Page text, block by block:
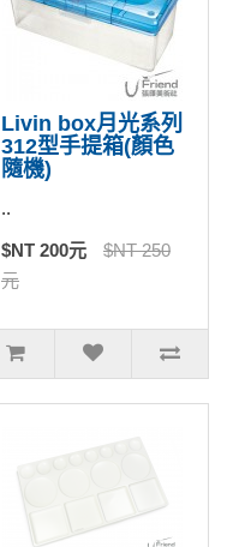
Livin box月光系列
312型手提箱(顏色
隨機)
..
$NT 200元
$NT 250
元